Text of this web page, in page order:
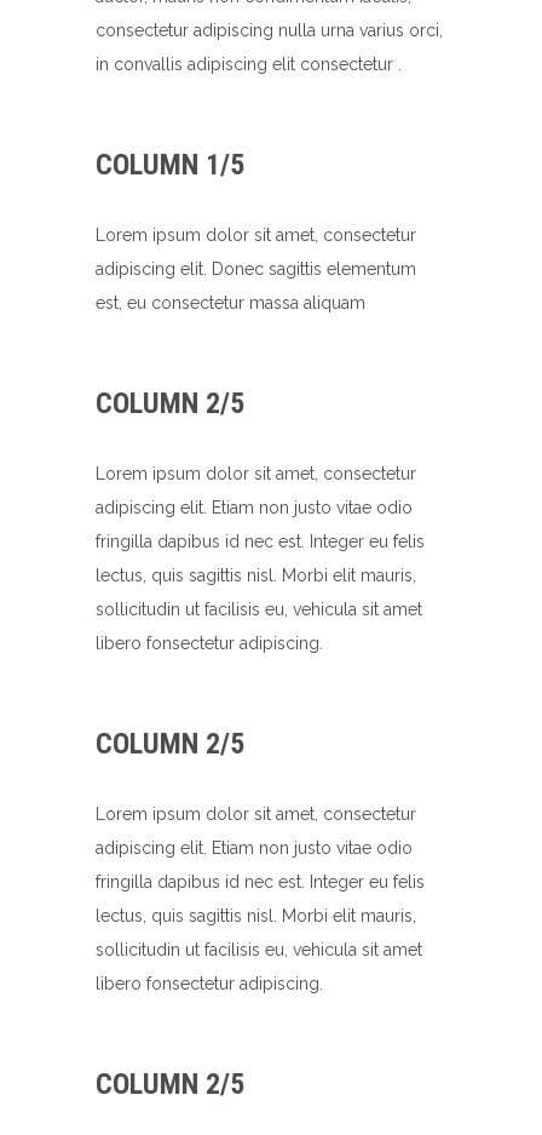
consectetur adipiscing nulla urna varius orci,
in convallis adipiscing elit consectetur .
COLUMN 1/5
Lorem ipsum dolor sit amet, consectetur
adipiscing elit. Donec sagittis elementum
est, eu consectetur massa aliquam
COLUMN 2/5
Lorem ipsum dolor sit amet, consectetur
adipiscing elit. Etiam non justo vitae odio
fringilla dapibus id nec est. Integer eu felis
lectus, quis sagittis nisl. Morbi elit mauris,
sollicitudin ut facilisis eu, vehicula sit amet
libero fonsectetur adipiscing.
COLUMN 2/5
Lorem ipsum dolor sit amet, consectetur
adipiscing elit. Etiam non justo vitae odio
fringilla dapibus id nec est. Integer eu felis
lectus, quis sagittis nisl. Morbi elit mauris,
sollicitudin ut facilisis eu, vehicula sit amet
libero fonsectetur adipiscing.
COLUMN 2/5